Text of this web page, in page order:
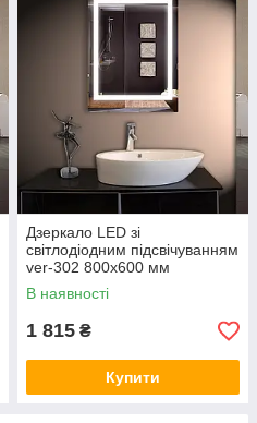
Дзеркало LED зі
світлодіодним підсвічуванням
ver-302 800х600 мм
В наявності
1 815 ₴
Купити